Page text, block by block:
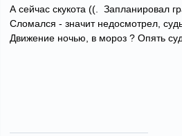
А сейчас скукота ((. Запланировал
Сломался - значит недосмотрел,
Движение ночью, в мороз ? Опять